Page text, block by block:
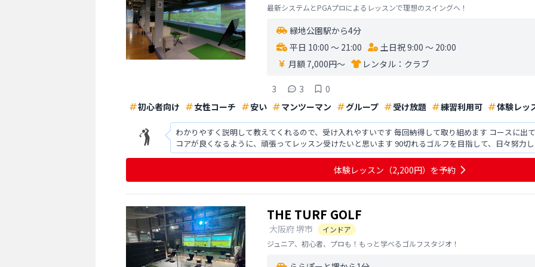
最新システムとPGAプロによるレッスンで理想のスイングへ！
緑地公園駅から4分
平日 10:00 〜 21:00
土日祝 9:00 〜 20:00
月額 7,000円〜
レンタル： クラブ
3 3
0
初心者向け
女性コーチ 安い マンツーマン グループ 受け放題 練習利用可 体験レッ
わかりやすく説明して教えてくれるので、受け入れやすいです 毎回納得して取り組めます コースに出ても、思い切り振ることが出来ました ス
コアが良くなるように、頑張ってレッスン受けたいと思います 90切れるゴルフを目指して、日々努力したいです よろしくお願い致します シュ
ミレーションゴルフもなかな
体験レッスン （2,200円） を予約
THE TURF GOLF
大阪府堺市
インドア
ジュニア、初心者、プロも！もっと学べるゴルフスタジオ！